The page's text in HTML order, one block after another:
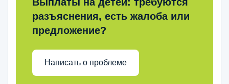
разъяснения, есть жалоба или
предложение?
Написать о проблеме